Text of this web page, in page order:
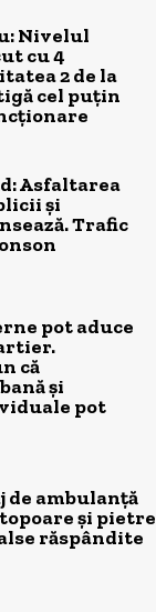
Nivelul
cu 4
2 de la
cel puțin
Asfaltarea
și
Trafic
pot aduce
că
și
pot
de ambulanță
și pietre
răspândite